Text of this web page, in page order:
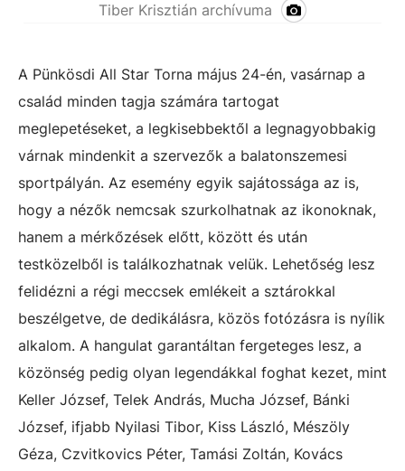
Tiber Krisztián archívuma
A Pünkösdi All Star Torna május 24-én, vasárnap a
család minden tagja számára tartogat
meglepetéseket, a legkisebbektől a legnagyobbakig
várnak mindenkit a szervezők a balatonszemesi
sportpályán. Az esemény egyik sajátossága az is,
hogy a nézők nemcsak szurkolhatnak az ikonoknak,
hanem a mérkőzések előtt, között és után
testközelből is találkozhatnak velük. Lehetőség lesz
felidézni a régi meccsek emlékeit a sztárokkal
beszélgetve, de dedikálásra, közös fotózásra is nyílik
alkalom. A hangulat garantáltan fergeteges lesz, a
közönség pedig olyan legendákkal foghat kezet, mint
Keller József, Telek András, Mucha József, Bánki
József, ifjabb Nyilasi Tibor, Kiss László, Mészöly
Géza, Czvitkovics Péter, Tamási Zoltán, Kovács